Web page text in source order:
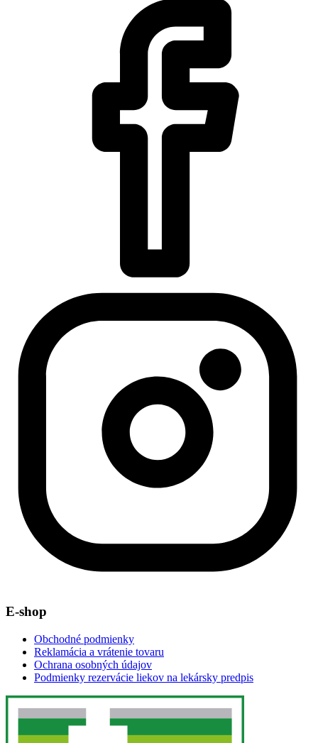
E-shop
Obchodné podmienky
Reklamácia a vrátenie tovaru
Ochrana osobných údajov
Podmienky rezervácie liekov na lekársky predpis